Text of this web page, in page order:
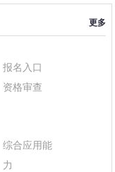
更多
报名入口
资格审查
综合应用能
力